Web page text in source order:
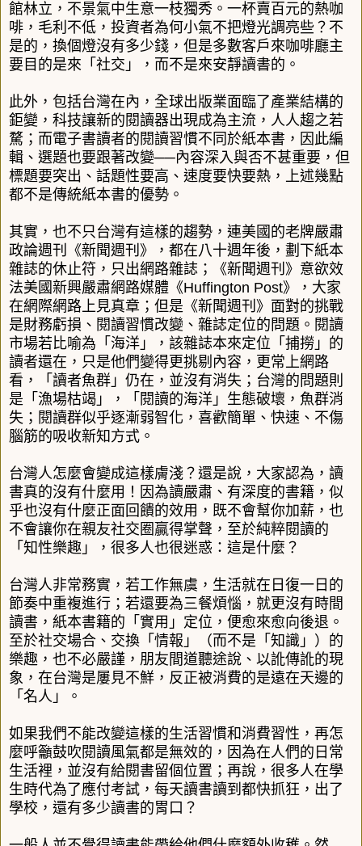
館林立，不景氣中生意一枝獨秀。一杯賣百元的熱咖
啡，毛利不低，投資者為何小氣不把燈光調亮些？不
是的，換個燈沒有多少錢，但是多數客戶來咖啡廳主
要目的是來「社交」，而不是來安靜讀書的。
此外，包括台灣在內，全球出版業面臨了產業結構的
鉅變，科技讓新的閱讀器出現成為主流，人人趨之若
騖；而電子書讀者的閱讀習慣不同於紙本書，因此編
輯、選題也要跟著改變──內容深入與否不甚重要，但
標題要突出、話題性要高、速度要快要熱，上述幾點
都不是傳統紙本書的優勢。
其實，也不只台灣有這樣的趨勢，連美國的老牌嚴肅
政論週刊《新聞週刊》，都在八十週年後，劃下紙本
雜誌的休止符，只出網路雜誌；《新聞週刊》意欲效
法美國新興嚴肅網路媒體《Huffington Post》，大家
在網際網路上見真章；但是《新聞週刊》面對的挑戰
是財務虧損、閱讀習慣改變、雜誌定位的問題。閱讀
市場若比喻為「海洋」，該雜誌本來定位「捕撈」的
讀者還在，只是他們變得更挑剔內容，更常上網路
看，「讀者魚群」仍在，並沒有消失；台灣的問題則
是「漁場枯竭」，「閱讀的海洋」生態破壞，魚群消
失；閱讀群似乎逐漸弱智化，喜歡簡單、快速、不傷
腦筋的吸收新知方式。
台灣人怎麼會變成這樣膚淺？還是說，大家認為，讀
書真的沒有什麼用！因為讀嚴肅、有深度的書籍，似
乎也沒有什麼正面回饋的效用，既不會幫你加薪，也
不會讓你在親友社交圈贏得掌聲，至於純粹閱讀的
「知性樂趣」，很多人也很迷惑：這是什麼？
台灣人非常務實，若工作無虞，生活就在日復一日的
節奏中重複進行；若還要為三餐煩惱，就更沒有時間
讀書，紙本書籍的「實用」定位，便愈來愈向後退。
至於社交場合、交換「情報」（而不是「知識」）的
樂趣，也不必嚴謹，朋友間道聽途說、以訛傳訛的現
象，在台灣是屢見不鮮，反正被消費的是遠在天邊的
「名人」。
如果我們不能改變這樣的生活習慣和消費習性，再怎
麼呼籲鼓吹閱讀風氣都是無效的，因為在人們的日常
生活裡，並沒有給閱書留個位置；再說，很多人在學
生時代為了應付考試，每天讀書讀到都快抓狂，出了
學校，還有多少讀書的胃口？